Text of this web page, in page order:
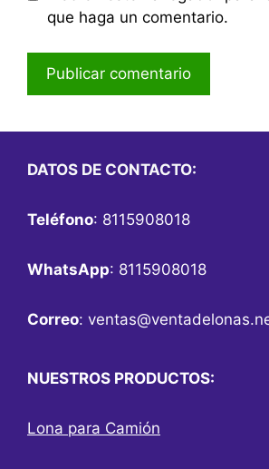
que haga un comentario.
DATOS DE CONTACTO:
Teléfono: 8115908018
WhatsApp: 8115908018
Correo:
NUESTROS PRODUCTOS:
Lona para Camión